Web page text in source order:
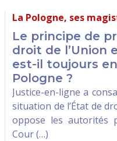
La Pologne, ses
Le principe de
droit de l’Union
est-il toujours
Pologne ?
Justice-en-ligne a
situation de l’État de
oppose les autorités
Cour (…)